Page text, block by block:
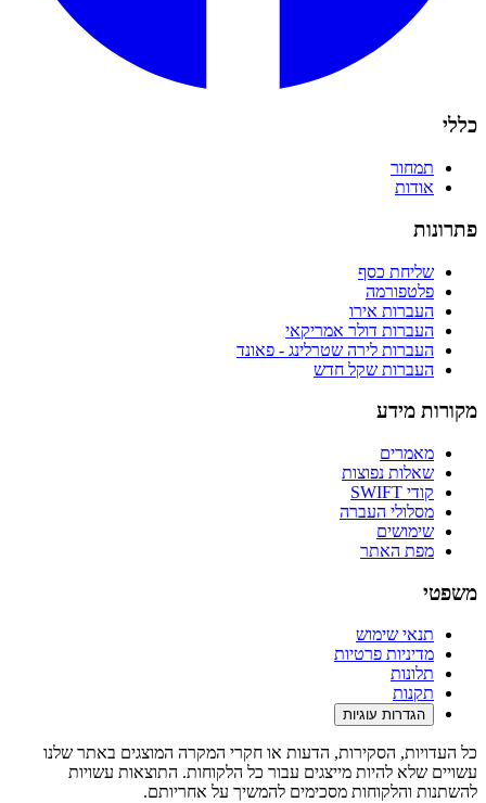
כללי
תמחור
אודות
פתרונות
שליחת כסף
פלטפורמה
העברות אירו
העברות דולר אמריקאי
העברות לירה שטרלינג - פאונד
העברות שקל חדש
מקורות מידע
מאמרים
שאלות נפוצות
קודי SWIFT
מסלולי העברה
שימושים
מפת האתר
משפטי
תנאי שימוש
מדיניות פרטיות
תלונות
תקנות
הגדרות עוגיות
כל העדויות, הסקירות, הדעות או חקרי המקרה המוצגים באתר שלנו
עשויים שלא להיות מייצגים עבור כל הלקוחות. התוצאות עשויות
להשתנות והלקוחות מסכימים להמשיך על אחריותם.